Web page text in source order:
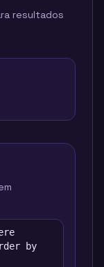
resultados